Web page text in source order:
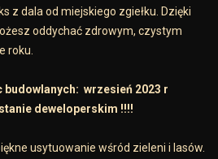
z dala od miejskiego zgiełku. Dzięki
oddychać zdrowym, czystym
roku.
wrzesień 2023 r
deweloperskim !!!!
usytuowanie wśród zieleni i lasów.